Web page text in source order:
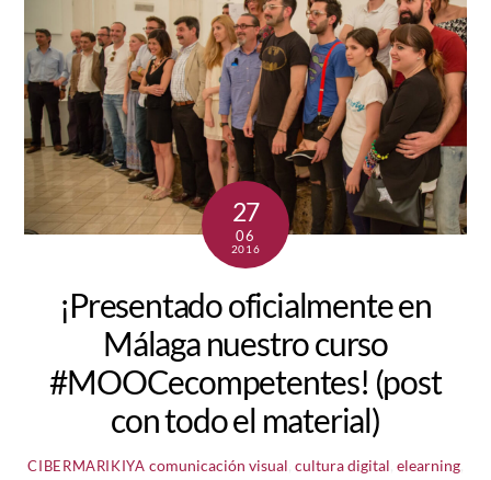
27
06
2016
¡Presentado oficialmente en
Málaga nuestro curso
#MOOCecompetentes! (post
con todo el material)
CIBERMARIKIYA comunicación visual cultura digital elearning,